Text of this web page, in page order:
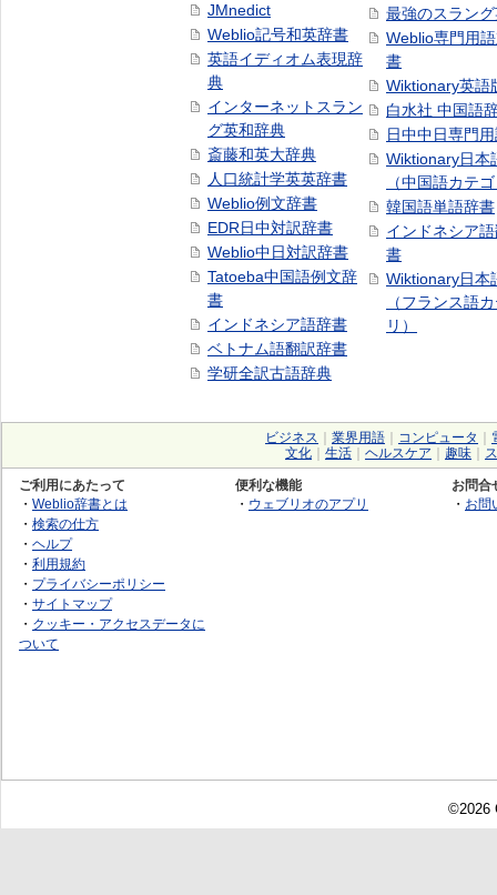
JMnedict
Weblio記号和英辞書
英語イディオム表現辞
典
インターネットスラン
グ英和辞典
斎藤和英大辞典
人口統計学英英辞書
Weblio例文辞書
EDR日中対訳辞書
Weblio中日対訳辞書
Tatoeba中国語例文辞
書
インドネシア語辞書
ベトナム語翻訳辞書
学研全訳古語辞典
最強のスラン
Weblio専門用
書
Wiktionary英語
白水社 中国語
日中中日専門
Wiktionary日本
（中国語カテ
韓国語単語辞書
インドネシア
書
Wiktionary日本
（フランス語
リ）
ビジネス 業界用語 コンピュータ
文化
生活 ヘルスケア 趣味
ご利用にあたって
・ Weblio辞書とは
・ 検索の仕方
・ ヘルプ
・ 利用規約
・ プライバシーポリシー
・ サイトマップ
・ クッキー・アクセスデータに
ついて
便利な機能
・ ウェブリオのアプリ
お問合
・ お問
©2026